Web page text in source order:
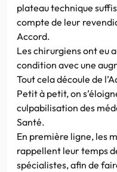
plateau technique
compte de leur
Accord.
Les chirurgiens ont eu
condition avec une
Tout cela découle de
Petit à petit, on
culpabilisation des
Santé.
En première ligne, les
rappellent leur temps
spécialistes, afin de